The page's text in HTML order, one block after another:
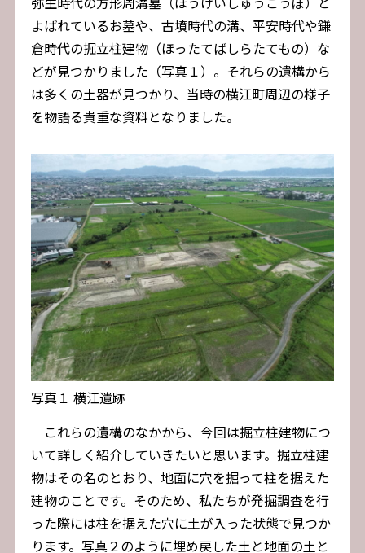
よばれているお墓や、古墳時代の溝、平安時代や鎌
倉時代の掘立柱建物（ほったてばしらたてもの）な
どが見つかりました（写真１）。それらの遺構から
は多くの土器が見つかり、当時の横江町周辺の様子
を物語る貴重な資料となりました。
写真１ 横江遺跡
これらの遺構のなかから、今回は掘立柱建物につ
いて詳しく紹介していきたいと思います。掘立柱建
物はその名のとおり、地面に穴を掘って柱を据えた
建物のことです。そのため、私たちが発掘調査を行
った際には柱を据えた穴に土が入った状態で見つか
ります。写真２のように埋め戻した土と地面の土と